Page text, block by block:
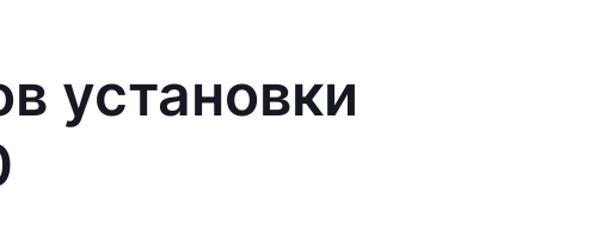
установки